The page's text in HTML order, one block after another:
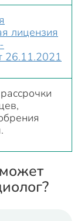
лицензия
26.11.2021